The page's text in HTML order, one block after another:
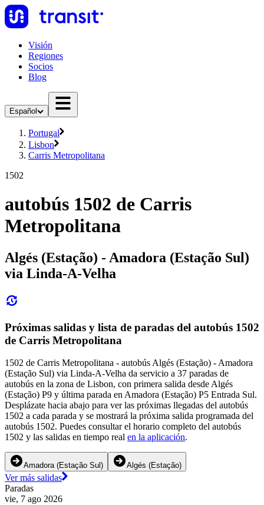
Visión
Regiones
Socios
Blog
Español
Portugal
Lisbon
Carris Metropolitana
1502
autobús 1502 de Carris
Metropolitana
Algés (Estação) - Amadora (Estação Sul)
via Linda-A-Velha
Próximas salidas y lista de paradas del autobús 1502
de Carris Metropolitana
1502 de Carris Metropolitana - autobús Algés (Estação) - Amadora
(Estação Sul) via Linda-A-Velha da servicio a 37 paradas de
autobús en la zona de Lisbon, con primera salida desde Algés
(Estação) P9 y última parada en Amadora (Estação) P5 Entrada Sul.
Desplázate hacia abajo para ver las próximas llegadas del autobús
1502 a cada parada y se mostrará la próxima salida programada del
autobús 1502. Puedes consultar el horario completo del autobús
1502 y las salidas en tiempo real en la aplicación.
Amadora (Estação Sul) Algés (Estação)
Ver más salidas
Paradas
vie, 7 ago 2026